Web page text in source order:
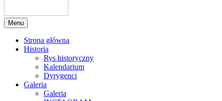
Menu
Strona główna
Historia
Rys historyczny
Kalendarium
Dyrygenci
Galeria
Galeria